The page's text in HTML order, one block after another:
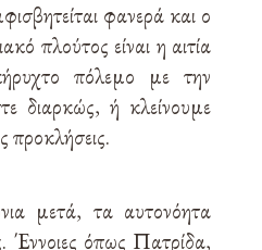
φανερά και ο
πλούτος είναι η αιτία
πόλεμο με την
διαρκώς, ή κλείνουμε
προκλήσεις.
μετά, τα αυτονόητα
Έννοιες όπως Πατρίδα,